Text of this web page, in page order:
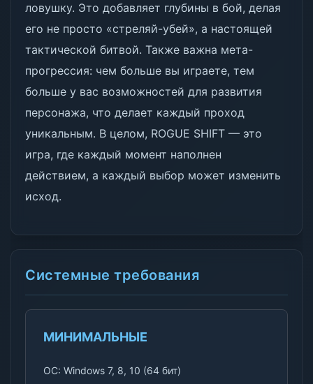
ловушку. Это добавляет глубины в бой, делая
его не просто «стреляй-убей», а настоящей
тактической битвой. Также важна мета-
прогрессия: чем больше вы играете, тем
больше у вас возможностей для развития
персонажа, что делает каждый проход
уникальным. В целом, ROGUE SHIFT — это
игра, где каждый момент наполнен
действием, а каждый выбор может изменить
исход.
Системные требования
МИНИМАЛЬНЫЕ
ОС: Windows 7, 8, 10 (64 бит)